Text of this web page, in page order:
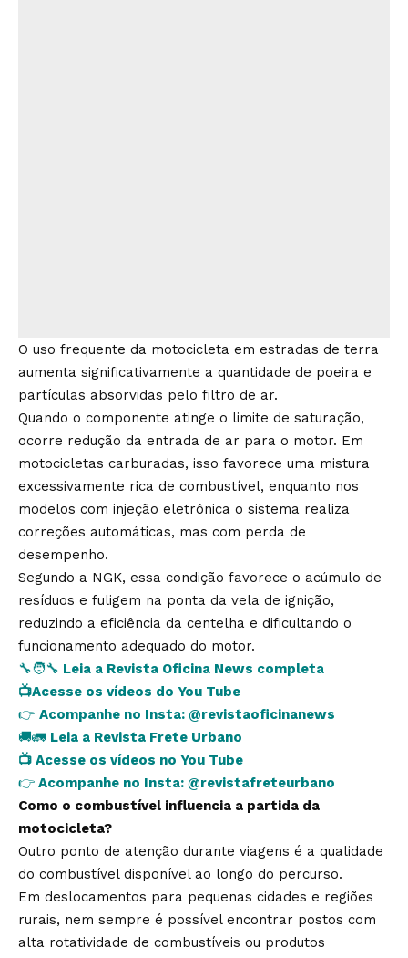
O uso frequente da motocicleta em estradas de terra
aumenta significativamente a quantidade de poeira e
partículas absorvidas pelo filtro de ar.
Quando o componente atinge o limite de saturação,
ocorre redução da entrada de ar para o motor. Em
motocicletas carburadas, isso favorece uma mistura
excessivamente rica de combustível, enquanto nos
modelos com injeção eletrônica o sistema realiza
correções automáticas, mas com perda de
desempenho.
Segundo a NGK, essa condição favorece o acúmulo de
resíduos e fuligem na ponta da vela de ignição,
reduzindo a eficiência da centelha e dificultando o
funcionamento adequado do motor.
🔧🧑‍🔧 Leia a Revista Oficina News completa
📺Acesse os vídeos do You Tube
👉 Acompanhe no Insta: @revistaoficinanews
🚚🚛 Leia a Revista Frete Urbano
📺 Acesse os vídeos no You Tube
👉 Acompanhe no Insta: @revistafreteurbano
Como o combustível influencia a partida da
motocicleta?
Outro ponto de atenção durante viagens é a qualidade
do combustível disponível ao longo do percurso.
Em deslocamentos para pequenas cidades e regiões
rurais, nem sempre é possível encontrar postos com
alta rotatividade de combustíveis ou produtos